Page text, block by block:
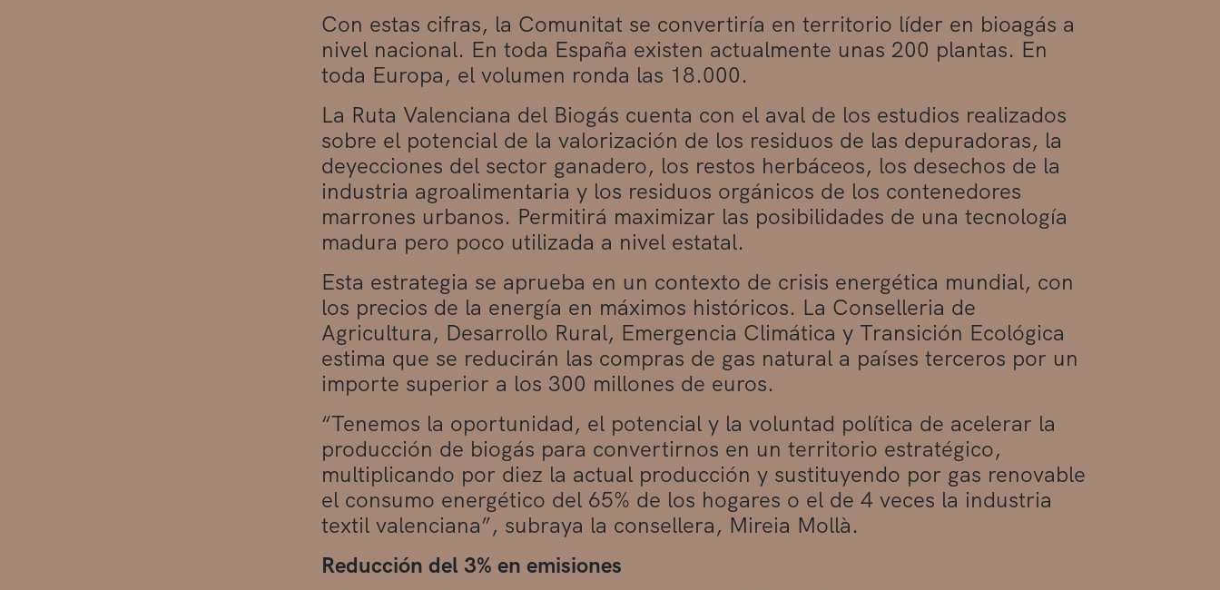
Con estas cifras, la Comunitat se convertiría en territorio líder en bioagás a
nivel nacional. En toda España existen actualmente unas 200 plantas. En
toda Europa, el volumen ronda las 18.000.
La Ruta Valenciana del Biogás cuenta con el aval de los estudios realizados
sobre el potencial de la valorización de los residuos de las depuradoras, la
deyecciones del sector ganadero, los restos herbáceos, los desechos de la
industria agroalimentaria y los residuos orgánicos de los contenedores
marrones urbanos. Permitirá maximizar las posibilidades de una tecnología
madura pero poco utilizada a nivel estatal.
Esta estrategia se aprueba en un contexto de crisis energética mundial, con
los precios de la energía en máximos históricos. La Conselleria de
Agricultura, Desarrollo Rural, Emergencia Climática y Transición Ecológica
estima que se reducirán las compras de gas natural a países terceros por un
importe superior a los 300 millones de euros.
“Tenemos la oportunidad, el potencial y la voluntad política de acelerar la
producción de biogás para convertirnos en un territorio estratégico,
multiplicando por diez la actual producción y sustituyendo por gas renovable
el consumo energético del 65% de los hogares o el de 4 veces la industria
textil valenciana”, subraya la consellera, Mireia Mollà.
Reducción del 3% en emisiones